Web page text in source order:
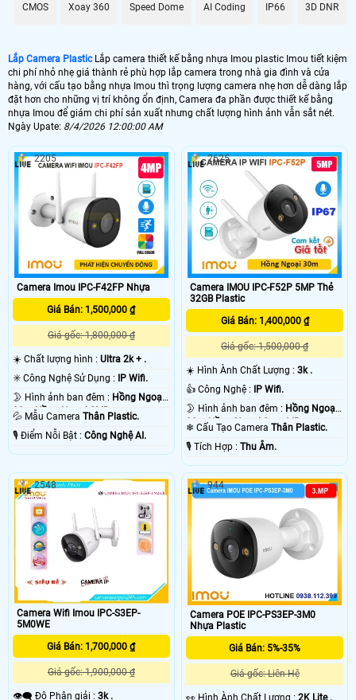
CMOS Xoay 360 Speed Dome AI Coding IP66 3D DNR
Lắp Camera PlasticLắp camera thiết kế bằng nhựa Imou plastic Imou tiết kiệm
chi phí nhỏ nhẹ giá thành rẻ phù hợp lắp camera trong nhà gia đình và cửa
hàng, với cấu tạo bằng nhựa Imou thì trọng lượng camera nhẹ hơn dễ dàng lắp
đặt hơn cho những vị trí không ổn định, Camera đa phần được thiết kế bằng
nhựa Imou để giám chi phí sản xuất nhưng chất lượng hình ảnh vẫn sắt nét.
Ngày Upate: 8/4/2026 12:00:00 AM
Camera Imou IPC-F42FP Nhựa
Giá Bán: 1,500,000 ₫
Giá gốc: 1,800,000 ₫
☀️ Chất lượng hình : Ultra 2k + .
✳️ Công Nghệ Sử Dụng :
IP Wifi.
🌛 Hình ảnh ban đêm : Hồng Ngoại
30m Hồng Ngoại SMD.
💦 Mẫu Camera Thân Plastic.
️🎙 Điểm Nỗi Bật : Công Nghệ AI.
2205
Camera IMOU IPC-F52P 5MP Thẻ
32GB Plastic
Giá Bán: 1,400,000 ₫
Giá gốc: 1,500,000 ₫
☀️ Hình Ành Chất Lượng :3k .
👍 Công Nghệ :
IP Wifi.
🌛 Hình ảnh ban đêm : Hồng Ngoại
30m Hồng Ngoại Smart IR.
❄ Cấu Tạo CameraThân Plastic.
️🎙 Tích Hợp :Thu Âm.
2625
Camera Wifi Imou IPC-S3EP-
5M0WE
Giá Bán: 1,700,000 ₫
Giá gốc: 1,900,000 ₫
👁️‍🗨 Độ Phân giải : 3k .
2548
Camera POE IPC-PS3EP-3M0
Nhựa Plastic
Giá Bán: 5%-35%
Giá gốc: Liên Hệ
️👀 Hình Ành Chất Lượng :2K Lite .
944